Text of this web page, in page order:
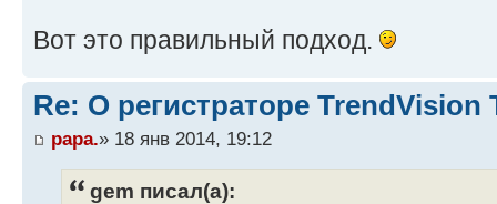
Вот это правильный подход.
Re: О регистраторе TrendVision
papa.» 18 янв 2014, 19:12
gem писал(а):